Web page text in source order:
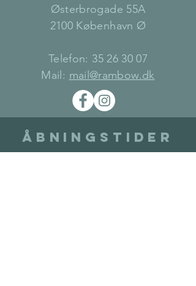
Østerbrogade 55A
2100 København Ø
Telefon: 35 26 30 07
Mail: mail@rambow.dk
Åbningstider